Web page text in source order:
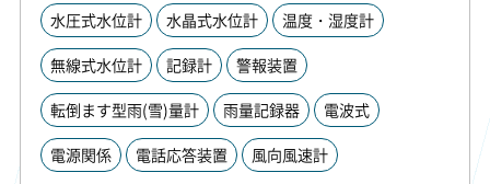
水圧式水位計 水晶式水位計 温度・湿度計
無線式水位計 記録計 警報装置
転倒ます型雨(雪)量計 雨量記録器 電波式
電源関係 電話応答装置 風向風速計